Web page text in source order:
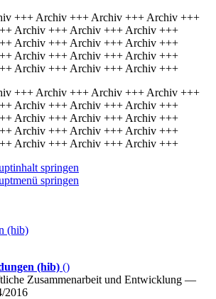
+++ Archiv +++ Archiv +++ Archiv +++
Archiv +++ Archiv +++ Archiv +++
Archiv +++ Archiv +++ Archiv +++
Archiv +++ Archiv +++ Archiv +++
Archiv +++ Archiv +++ Archiv +++
+++ Archiv +++ Archiv +++ Archiv +++
Archiv +++ Archiv +++ Archiv +++
Archiv +++ Archiv +++ Archiv +++
Archiv +++ Archiv +++ Archiv +++
Archiv +++ Archiv +++ Archiv +++
springen
springen
(hib)
(hib) ()
Zusammenarbeit und Entwicklung —
2016